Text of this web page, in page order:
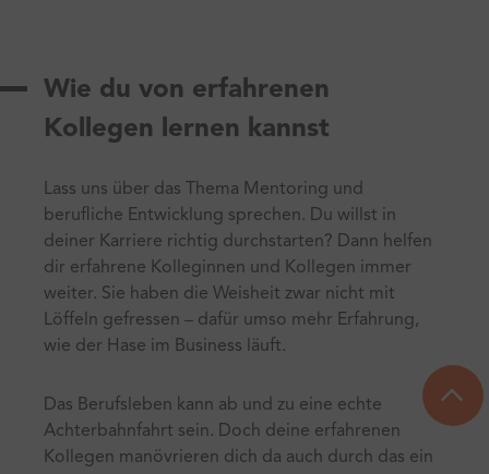
Wie du von erfahrenen
Kollegen lernen kannst
Lass uns über das Thema Mentoring und
berufliche Entwicklung sprechen. Du willst in
deiner Karriere richtig durchstarten? Dann helfen
dir erfahrene Kolleginnen und Kollegen immer
weiter. Sie haben die Weisheit zwar nicht mit
Löffeln gefressen – dafür umso mehr Erfahrung,
wie der Hase im Business läuft.
Das Berufsleben kann ab und zu eine echte
Achterbahnfahrt sein. Doch deine erfahrenen
Kollegen manövrieren dich da auch durch das ein